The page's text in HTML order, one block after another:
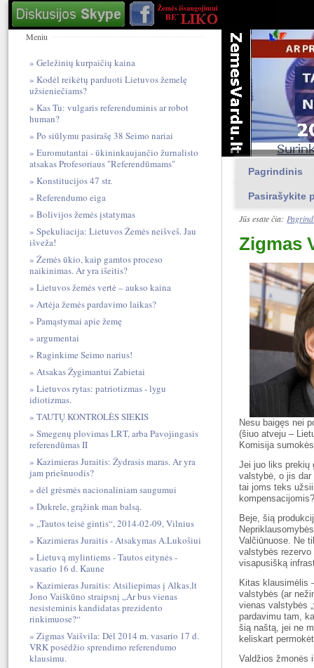
Pagrindinis
Pasirašykite
Jūs esate čia:
Zigmas
Nesu baigęs nei
(šiuo atveju –
Komisija
Jei juo liks prekių
valstybė, o jis
tai joms teks
Beje, šią
Valčiūnuose. Ne
valstybės
visapusišką
Kitas klausimėlis
valstybės (ar
vienas valstybės
pardavimu tam,
šią naštą, jei ne
keliskart
Valdžios žmonės
Meniu
Geležinių kurpaičių kaina
Kodėl reikėtų parduoti Lietuvos žemelę
užsieniečiams?
Kas Tu: vulgari​s referendum​inis ar robot
human?
Po siūlymu pasirašę 38 Seimo nariai
Euromutantai - ūkininkaujančio žurnalisto
atsakas Profesoriaus "Referendūmams"
Konstitucijos 47 str.
Referendumo eiga
Bolivijos žemės įstatymas
Spekuliacija: Lietuvos Žemės neišveš. Jau
išveža!
Žemės ūkio, kaip gamtos proceso
naikinimas. Ar yra išeitis?
Lietuvos žemės vertė – aukso kaina
Artėja žemės pardavimo laikas?
Pamąstymai apie žemę
argumentai
Raginkime Seimo narius!
Atsakas Žygimantui Zabietai
Lietuvos rytas: patriotizmas - lygu
idiotizmas.
TAUTŲ KONTROLĖS SIEKIS
Smegenų plovimas LRT, arba Pavojingasis
referendūmas II
Kazimieras Juraitis: Žydrasis maras. Ar yra
jam priešnuodis?
dėl grėsmės nacionaliniam saugumui
Dukrele, grąžink man balsą.
„Tautos teisė gintis“, 2014-02-09, Vilnius
Kazimieras Juraitis - Atsakymas A.Lukošiui
Lietuvą mylintiems - Tautos eitynės -
vasario 16 d. Kaune
Kazimieras Juraitis: Atsiliepimas į Alkas.lt
Jono Vaiškūno straipsnį „Ar bus vienas
nesisteminis kandidatas prezidento
rinkimuose?“
Zigmas Vaišvila: Dėl 2014 m. vasario 17 d.
VRK posėdžio sprendimo referendumo
klausimu.